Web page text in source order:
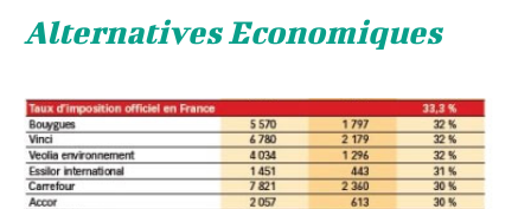
Alternatives Economiques